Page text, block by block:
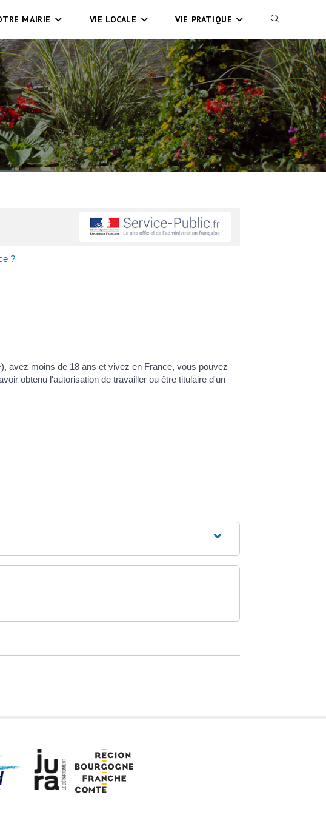
MAIRIE VIE LOCALE VIE PRATIQUE
?
avez moins de 18 ans et vivez en France, vous pouvez
obtenu l'autorisation de travailler ou être titulaire d'un